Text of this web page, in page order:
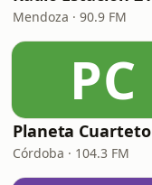
Mendoza · 90.9 FM
PC
Planeta Cuarteto
Córdoba · 104.3 FM